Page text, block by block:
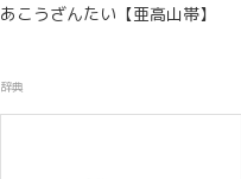
あこうざんたい【亜高山帯】
辞典